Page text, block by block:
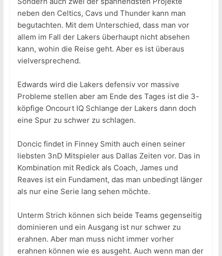
neben den Celtics, Cavs und Thunder kann man
begutachten. Mit dem Unterschied, dass man vor
allem im Fall der Lakers überhaupt nicht absehen
kann, wohin die Reise geht. Aber es ist überaus
vielversprechend.
Edwards wird die Lakers defensiv vor massive
Probleme stellen aber am Ende des Tages ist die 3-
köpfige Oncourt IQ Schlange der Lakers dann doch
eine Spur zu schwer zu schlagen.
Doncic findet in Finney Smith auch einen seiner
liebsten 3nD Mitspieler aus Dallas Zeiten vor. Das in
Kombination mit Redick als Coach, James und
Reaves ist ein Fundament, das man unbedingt länger
als nur eine Serie lang sehen möchte.
Unterm Strich können sich beide Teams gegenseitig
dominieren und ein Ausgang ist nur schwer zu
erahnen. Aber man muss nicht immer vorher
erahnen können wie es ausgeht. Auch wenn man der